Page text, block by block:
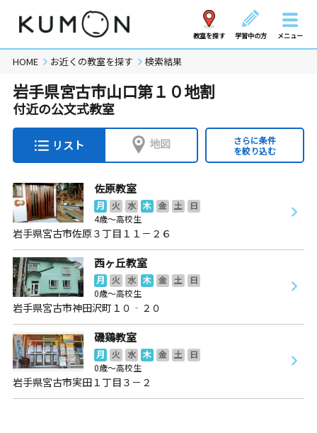
教室を探す 学習中の方 メニュー
HOME お近くの教室を探す 検索結果
岩手県宮古市山口第１０地割
付近の公文式教室
リスト 地図
さらに条件
を絞り込む
佐原教室
月 火 水 木 金 土
日
4歳～高校生
岩手県宮古市佐原３丁目１１－２６
西ヶ丘教室
月 火 水 木 金 土
日
0歳～高校生
岩手県宮古市神田沢町１０‐２０
磯鶏教室
月 火 水 木 金 土
日
0歳～高校生
岩手県宮古市実田１丁目３－２